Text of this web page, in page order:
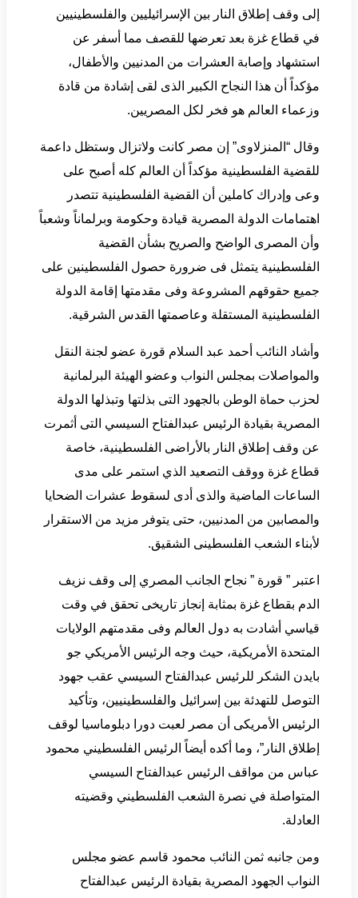
إلى وقف إطلاق النار بين الإسرائيليين والفلسطينيين
في قطاع غزة بعد تعرضها للقصف مما أسفر عن
استشهاد وإصابة العشرات من المدنيين والأطفال،
مؤكداً أن هذا النجاح الكبير الذى لقى إشادة من قادة
وزعماء العالم هو فخر لكل المصريين.
وقال “المنزلاوى” إن مصر كانت ولاتزال وستظل داعمة
للقضية الفلسطينية مؤكداً أن العالم كله أصبح على
وعى وإدراك كاملين أن القضية الفلسطينية تتصدر
اهتمامات الدولة المصرية قيادة وحكومة وبرلماناً وشعباً
وأن المصرى الواضح والصريح بشأن القضية
الفلسطينية يتمثل فى ضرورة حصول الفلسطينين على
جميع حقوقهم المشروعة وفى مقدمتها إقامة الدولة
الفلسطينية المستقلة وعاصمتها القدس الشرقية.
وأشاد النائب أحمد عبد السلام قورة عضو لجنة النقل
والمواصلات بمجلس النواب وعضو الهيئة البرلمانية
لحزب حماة الوطن بالجهود التى بذلتها وتبذلها الدولة
المصرية بقيادة الرئيس عبدالفتاح السيسي التى أثمرت
عن وقف إطلاق النار بالأراضى الفلسطينية، خاصة
قطاع غزة ووقف التصعيد الذي استمر على مدى
الساعات الماضية والذى أدى لسقوط عشرات الضحايا
والمصابين من المدنيين، حتى يتوفر مزيد من الاستقرار
لأبناء الشعب الفلسطينى الشقيق.
اعتبر ” قورة ” نجاح الجانب المصري إلى وقف نزيف
الدم بقطاع غزة بمثابة إنجاز تاريخى تحقق في وقت
قياسي أشادت به دول العالم وفى مقدمتهم الولايات
المتحدة الأمريكية، حيث وجه الرئيس الأمريكي جو
بايدن الشكر للرئيس عبدالفتاح السيسي عقب جهود
التوصل للتهدئة بين إسرائيل والفلسطينيين، وتأكيد
الرئيس الأمريكى أن مصر لعبت دورا دبلوماسيا لوقف
إطلاق النار”، وما أكده أيضاً الرئيس الفلسطيني محمود
عباس من مواقف الرئيس عبدالفتاح السيسي
المتواصلة في نصرة الشعب الفلسطيني وقضيته
العادلة.
ومن جانبه ثمن النائب محمود قاسم عضو مجلس
النواب الجهود المصرية بقيادة الرئيس عبدالفتاح